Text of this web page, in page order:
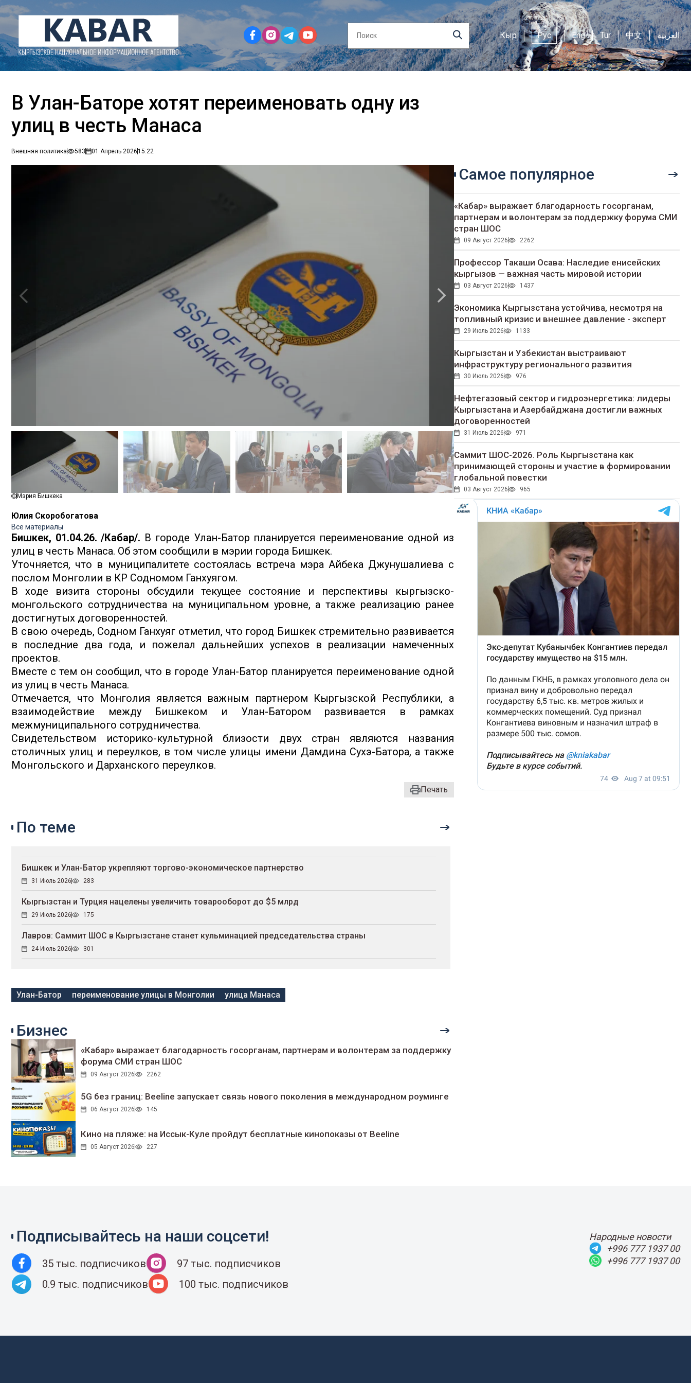
Кыр Рус Eng Tur 中文 العربية
В Улан-Баторе хотят переименовать одну из
улиц в честь Манаса
Внешняя политика 583 01 Апрель 202615:22
Мэрия Бишкека
Юлия Скоробогатова
Все материалы
Бишкек, 01.04.26. /Кабар/. В городе Улан-Батор планируется переименование одной из
улиц в честь Манаса. Об этом сообщили в мэрии города Бишкек.
Уточняется, что в муниципалитете состоялась встреча мэра Айбека Джунушалиева с
послом Монголии в КР Содномом Ганхуягом.
В ходе визита стороны обсудили текущее состояние и перспективы кыргызско-
монгольского сотрудничества на муниципальном уровне, а также реализацию ранее
достигнутых договоренностей.
В свою очередь, Содном Ганхуяг отметил, что город Бишкек стремительно развивается
в последние два года, и пожелал дальнейших успехов в реализации намеченных
проектов.
Вместе с тем он сообщил, что в городе Улан-Батор планируется переименование одной
из улиц в честь Манаса.
Отмечается, что Монголия является важным партнером Кыргызской Республики, а
взаимодействие между Бишкеком и Улан-Батором развивается в рамках
межмуниципального сотрудничества.
Свидетельством историко-культурной близости двух стран являются названия
столичных улиц и переулков, в том числе улицы имени Дамдина Сухэ-Батора, а также
Монгольского и Дарханского переулков.
Печать
Самое популярное
«Кабар» выражает благодарность госорганам,
партнерам и волонтерам за поддержку форума СМИ
стран ШОС
09 Август 2026 2262
Профессор Такаши Осава: Наследие енисейских
кыргызов — важная часть мировой истории
03 Август 2026 1437
Экономика Кыргызстана устойчива, несмотря на
топливный кризис и внешнее давление - эксперт
29 Июль 2026 1133
Кыргызстан и Узбекистан выстраивают
инфраструктуру регионального развития
30 Июль 2026 976
Нефтегазовый сектор и гидроэнергетика: лидеры
Кыргызстана и Азербайджана достигли важных
договоренностей
31 Июль 2026 971
Саммит ШОС-2026. Роль Кыргызстана как
принимающей стороны и участие в формировании
глобальной повестки
03 Август 2026 965
По теме
Бишкек и Улан-Батор укрепляют торгово-экономическое партнерство
31 Июль 2026 283
Кыргызстан и Турция нацелены увеличить товарооборот до $5 млрд
29 Июль 2026 175
Лавров: Саммит ШОС в Кыргызстане станет кульминацией председательства страны
24 Июль 2026 301
Улан-Батор переименование улицы в Монголии улица Манаса
Бизнес
«Кабар» выражает благодарность госорганам, партнерам и волонтерам за поддержку
форума СМИ стран ШОС
09 Август 2026 2262
5G без границ: Beeline запускает связь нового поколения в международном роуминге
06 Август 2026 145
Кино на пляже: на Иссык-Куле пройдут беcплатные кинопоказы от Beeline
05 Август 2026 227
Подписывайтесь на наши соцсети!
35 тыс. подписчиков
97 тыс. подписчиков
0.9 тыс. подписчиков
100 тыс. подписчиков
Народные новости
+996 777 1937 00
+996 777 1937 00